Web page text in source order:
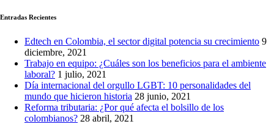
Entradas Recientes
Edtech en Colombia, el sector digital potencia su crecimiento 9
diciembre, 2021
Trabajo en equipo: ¿Cuáles son los beneficios para el ambiente
laboral? 1 julio, 2021
Día internacional del orgullo LGBT: 10 personalidades del
mundo que hicieron historia 28 junio, 2021
Reforma tributaria: ¿Por qué afecta el bolsillo de los
colombianos? 28 abril, 2021